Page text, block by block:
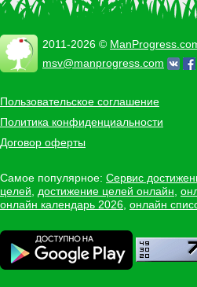
2011-2026 ©
msv@manprogress.com
Пользовательское соглашение
Политика конфиденциальности
Договор оферты
Самое популярное: Сервис
целей
достижение целей онлайн
онлайн календарь 2026 онлайн